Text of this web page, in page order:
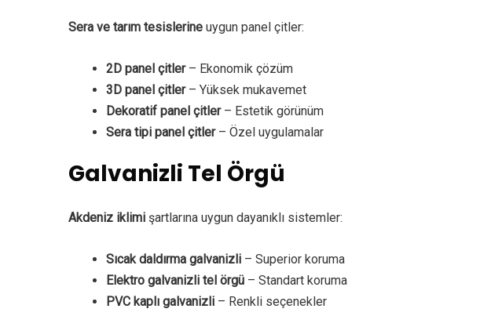
Sera ve tarım tesislerine uygun panel çitler:
2D panel çitler– Ekonomik çözüm
3D panel çitler– Yüksek mukavemet
Dekoratif panel çitler– Estetik görünüm
Sera tipi panel çitler– Özel uygulamalar
Galvanizli Tel Örgü
Akdeniz iklimi şartlarına uygun dayanıklı sistemler:
Sıcak daldırma galvanizli – Superior koruma
Elektro galvanizli tel örgü – Standart koruma
PVC kaplı galvanizli – Renkli seçenekler